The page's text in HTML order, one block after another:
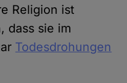
Religion ist
dass sie im
Todesdrohungen